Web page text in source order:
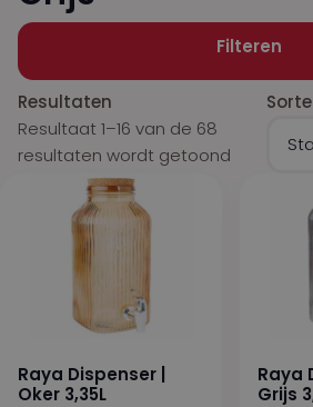
Filteren
Resultaten
Resultaat 1–16 van de 68
resultaten wordt getoond
Raya Dispenser |
Oker 3,35L
Raya
Grijs